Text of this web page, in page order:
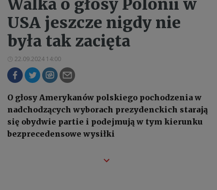
Walka o głosy Polonii w
USA jeszcze nigdy nie
była tak zacięta
22.09.2024 14:00
O głosy Amerykanów polskiego pochodzenia w
nadchodzących wyborach prezydenckich starają
się obydwie partie i podejmują w tym kierunku
bezprecedensowe wysiłki